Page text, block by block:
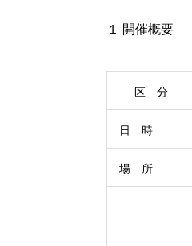
１ 開催概要
区 分
日 時
場 所